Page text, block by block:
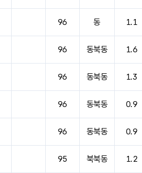
96 동 1.1
96 동북동 1.6
96 동북동 1.3
96 동북동 0.9
96 동북동 0.9
95 북북동 1.2